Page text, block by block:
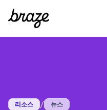
리소스 / 뉴스